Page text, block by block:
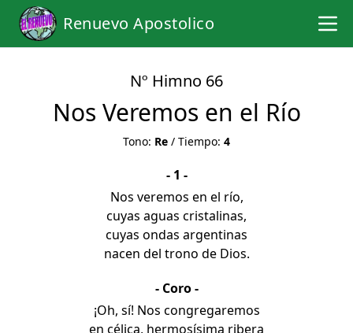
Renuevo Apostolico
Nº Himno 66
Nos Veremos en el Río
Tono: Re / Tiempo: 4
- 1 -
Nos veremos en el río,
cuyas aguas cristalinas,
cuyas ondas argentinas
nacen del trono de Dios.
- Coro -
¡Oh, sí! Nos congregaremos
en célica, hermosísima ribera